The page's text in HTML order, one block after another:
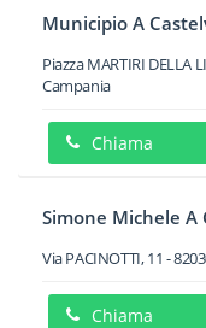
Municipio A
Piazza MARTIRI DELLA
Campania
Chiama
Simone Michele A
Via PACINOTTI, 11 -
Chiama